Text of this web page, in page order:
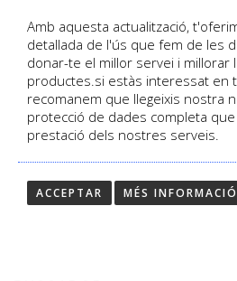
HOME / BLOG
Troba les últimes notícies
Amb aquesta actualització,
detallada de l'ús que fem de les
donar-te el millor servei i millorar
productes.si estàs interessat en
recomanem que llegeixis nostra
protecció de dades completa
prestació dels nostres serveis.
ACCEPTAR MÉS INFORMACIÓ